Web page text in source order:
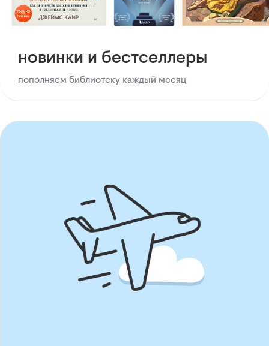
новинки и бестселлеры
пополняем библиотеку каждый месяц